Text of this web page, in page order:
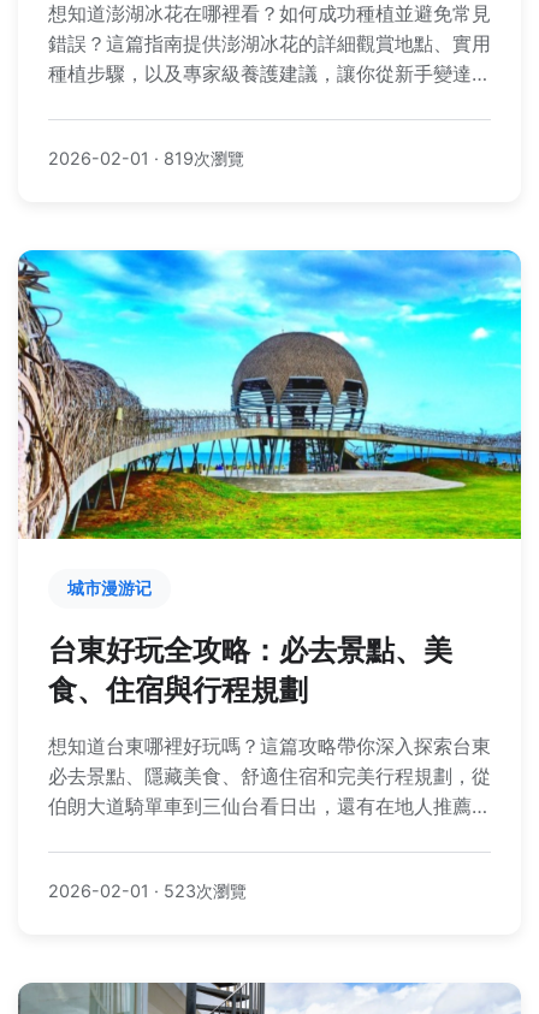
想知道澎湖冰花在哪裡看？如何成功種植並避免常見
錯誤？這篇指南提供澎湖冰花的詳細觀賞地點、實用
種植步驟，以及專家級養護建議，讓你從新手變達
2026-02-01 · 819次瀏覽
城市漫游记
台東好玩全攻略：必去景點、美
食、住宿與行程規劃
想知道台東哪裡好玩嗎？這篇攻略帶你深入探索台東
必去景點、隱藏美食、舒適住宿和完美行程規劃，從
伯朗大道騎單車到三仙台看日出，還有在地人推薦的
2026-02-01 · 523次瀏覽